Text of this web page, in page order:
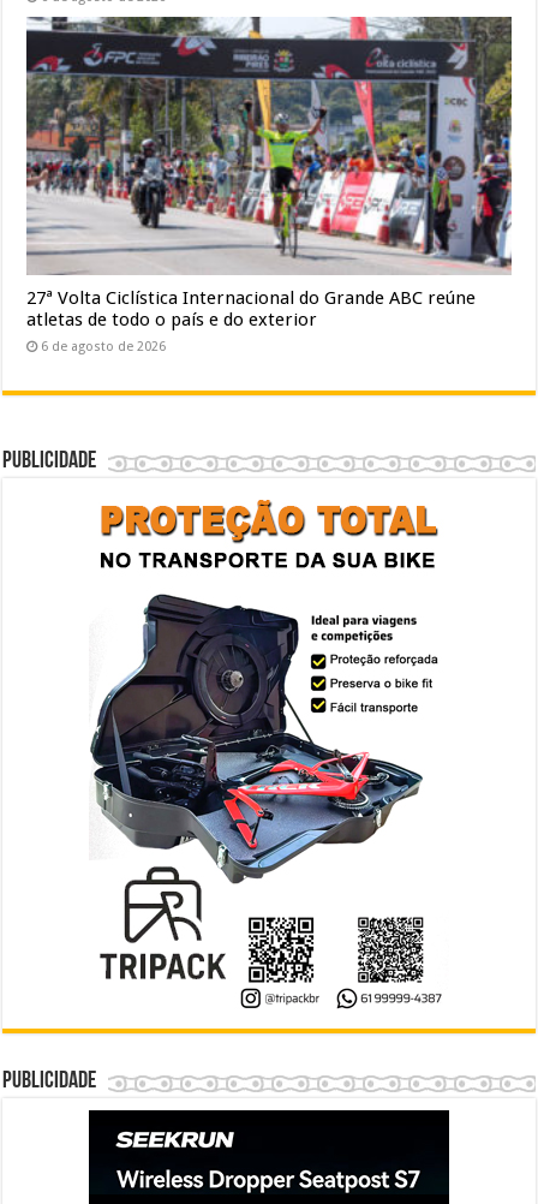
27ª Volta Ciclística Internacional do Grande ABC reúne
atletas de todo o país e do exterior
6 de agosto de 2026
Publicidade
Publicidade